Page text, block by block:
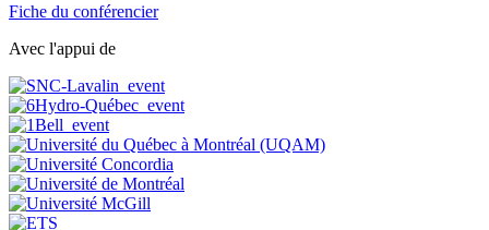
Fiche du conférencier
Avec l'appui de